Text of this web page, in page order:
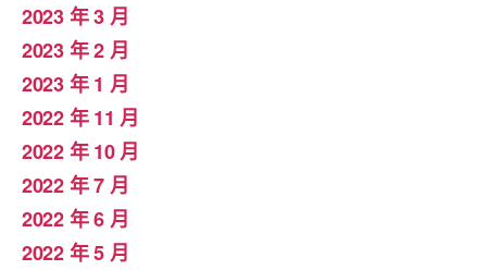
2023 年 3 月
2023 年 2 月
2023 年 1 月
2022 年 11 月
2022 年 10 月
2022 年 7 月
2022 年 6 月
2022 年 5 月